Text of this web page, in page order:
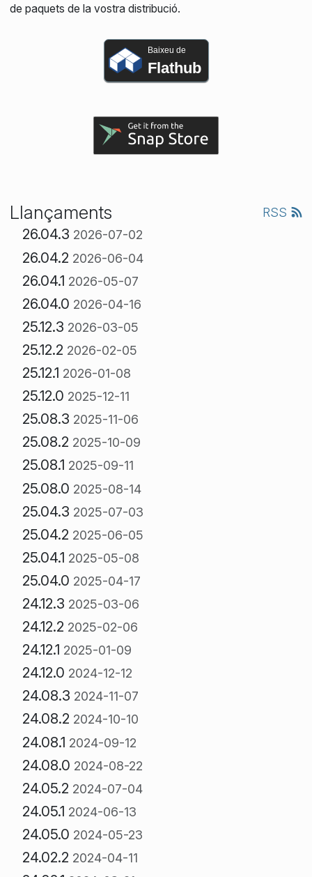
de paquets de la vostra distribució.
Baixeu de
Flathub
Llançaments RSS
26.04.3 2026-07-02
26.04.2 2026-06-04
26.04.1 2026-05-07
26.04.0 2026-04-16
25.12.3 2026-03-05
25.12.2 2026-02-05
25.12.1 2026-01-08
25.12.0 2025-12-11
25.08.3 2025-11-06
25.08.2 2025-10-09
25.08.1 2025-09-11
25.08.0 2025-08-14
25.04.3 2025-07-03
25.04.2 2025-06-05
25.04.1 2025-05-08
25.04.0 2025-04-17
24.12.3 2025-03-06
24.12.2 2025-02-06
24.12.1 2025-01-09
24.12.0 2024-12-12
24.08.3 2024-11-07
24.08.2 2024-10-10
24.08.1 2024-09-12
24.08.0 2024-08-22
24.05.2 2024-07-04
24.05.1 2024-06-13
24.05.0 2024-05-23
24.02.2 2024-04-11